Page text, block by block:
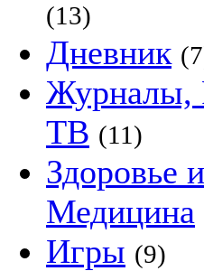
(13)
Дневник
Журналы,
ТВ (11)
Здоровье и
Медицина
Игры (9)